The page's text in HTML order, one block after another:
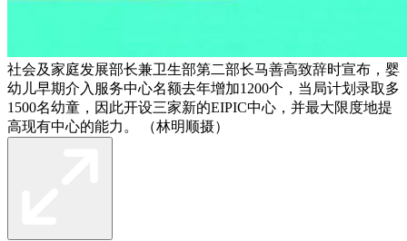
社会及家庭发展部长兼卫生部第二部长马善高致辞时宣布，婴
幼儿早期介入服务中心名额去年增加1200个，当局计划录取多
1500名幼童，因此开设三家新的EIPIC中心，并最大限度地提
高现有中心的能力。 （林明顺摄）